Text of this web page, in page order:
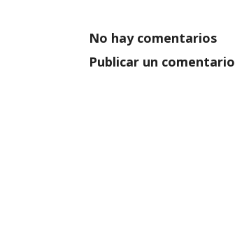
No hay comentarios
Publicar un comentario